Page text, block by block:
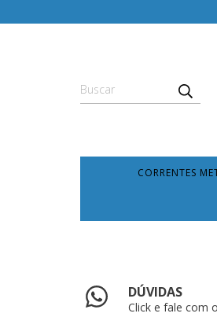
CORRENTES
DÚVIDAS
Click e fale com